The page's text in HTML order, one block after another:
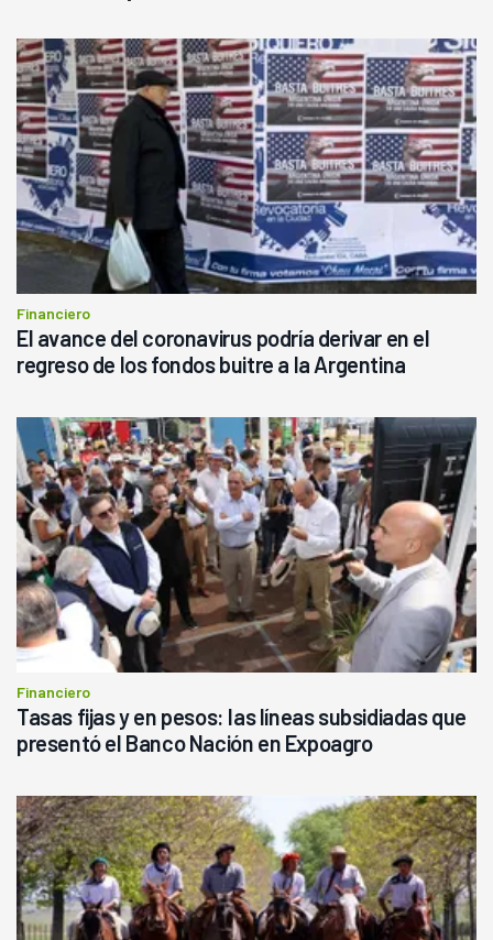
Financiero
El avance del coronavirus podría derivar en el
regreso de los fondos buitre a la Argentina
Financiero
Tasas fijas y en pesos: las líneas subsidiadas que
presentó el Banco Nación en Expoagro